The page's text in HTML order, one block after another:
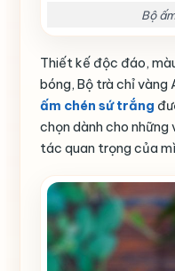
Bộ
Thiết kế độc đáo,
bóng, Bộ trà chỉ vàng
ấm chén sứ trắng
chọn dành cho những
tác quan trọng của